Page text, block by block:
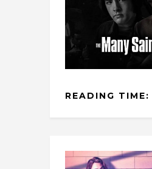
READING TIME: